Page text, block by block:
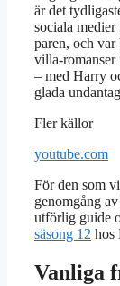
är det
sociala
paren, och var
villa-romanser
– med Harry
glada
Fler källor
youtube.com
För den som
genomgång
utförlig guide
säsong 12 hos
Vanliga